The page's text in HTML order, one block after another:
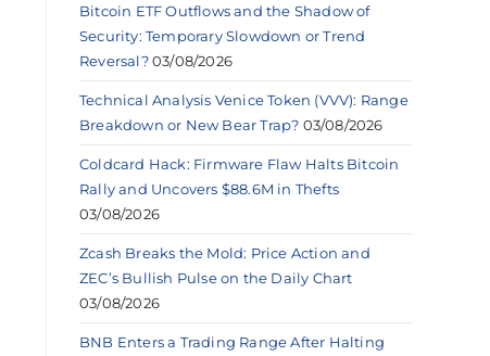
Bitcoin ETF Outflows and the Shadow of
Security: Temporary Slowdown or Trend
Reversal? 03/08/2026
Technical Analysis Venice Token (VVV): Range
Breakdown or New Bear Trap? 03/08/2026
Coldcard Hack: Firmware Flaw Halts Bitcoin
Rally and Uncovers $88.6M in Thefts
03/08/2026
Zcash Breaks the Mold: Price Action and
ZEC’s Bullish Pulse on the Daily Chart
03/08/2026
BNB Enters a Trading Range After Halting